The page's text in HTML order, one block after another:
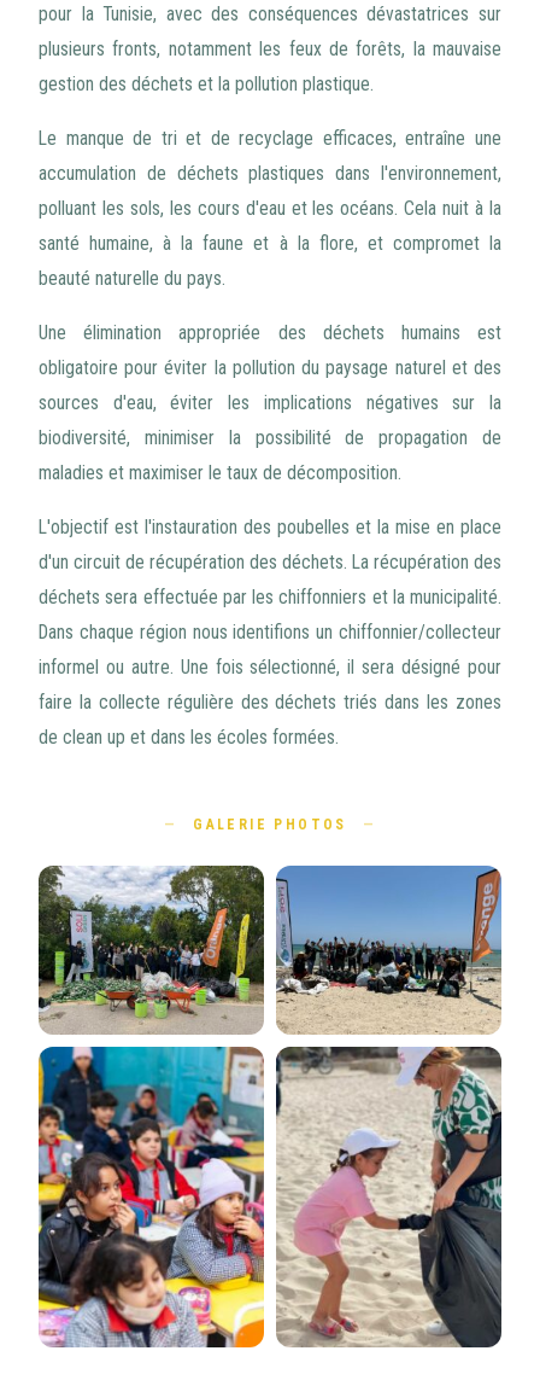
pour la Tunisie, avec des conséquences dévastatrices sur
plusieurs fronts, notamment les feux de forêts, la mauvaise
gestion des déchets et la pollution plastique.
Le manque de tri et de recyclage efficaces, entraîne une
accumulation de déchets plastiques dans l'environnement,
polluant les sols, les cours d'eau et les océans. Cela nuit à la
santé humaine, à la faune et à la flore, et compromet la
beauté naturelle du pays.
Une élimination appropriée des déchets humains est
obligatoire pour éviter la pollution du paysage naturel et des
sources d'eau, éviter les implications négatives sur la
biodiversité, minimiser la possibilité de propagation de
maladies et maximiser le taux de décomposition.
L'objectif est l'instauration des poubelles et la mise en place
d'un circuit de récupération des déchets. La récupération des
déchets sera effectuée par les chiffonniers et la municipalité.
Dans chaque région nous identifions un chiffonnier/collecteur
informel ou autre. Une fois sélectionné, il sera désigné pour
faire la collecte régulière des déchets triés dans les zones
de clean up et dans les écoles formées.
GALERIE PHOTOS